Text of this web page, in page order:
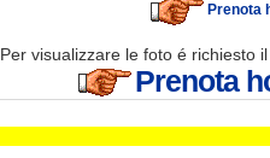
Prenota
Per visualizzare le foto é richiesto il
Prenota